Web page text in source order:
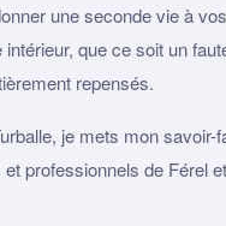
une seconde vie à
que ce soit un
repensés.
je mets mon savoir-
professionnels de Férel